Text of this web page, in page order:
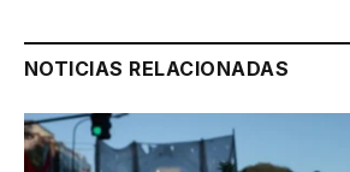
NOTICIAS RELACIONADAS